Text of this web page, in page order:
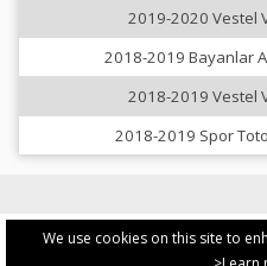
We use cookies on this site to
2019-2020 Vestel
2018-2019 Bayanlar
2018-2019 Vestel
2018-2019 Spor